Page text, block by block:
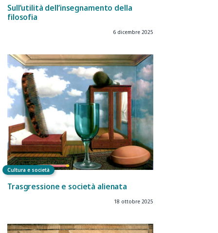
Sull’utilità dell’insegnamento della
filosofia
6 dicembre 2025
Cultura e società
Trasgressione e società alienata
18 ottobre 2025